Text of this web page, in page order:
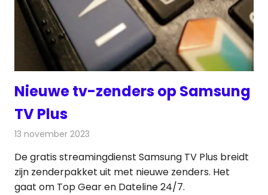
Nieuwe tv-zenders op Samsung
TV Plus
13 november 2023
De gratis streamingdienst Samsung TV Plus breidt
zijn zenderpakket uit met nieuwe zenders. Het
gaat om Top Gear en Dateline 24/7.